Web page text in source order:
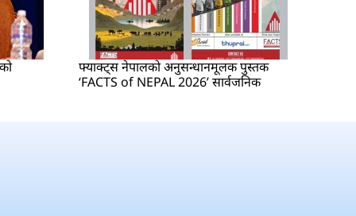
फ्याक्ट्स नेपालको अनुसन्धानमूलक पुस्तक
‘FACTS of NEPAL 2026’ सार्वजनिक